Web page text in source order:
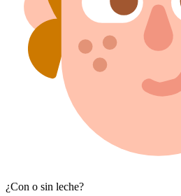
¿Con o sin leche?